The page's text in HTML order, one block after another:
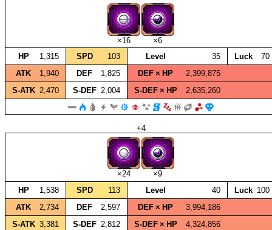
×16
×6
HP
1,315 SPD 103 Level 35 Luck
70
ATK
1,940 DEF 1,825 DEF × HP
2,399,875
S‑ATK 2,470 S‑DEF 2,004 S‑DEF × HP 2,635,260
+4
×24
×9
HP
1,538 SPD 113 Level 40 Luck 100
ATK
2,734 DEF 2,597 DEF × HP
3,994,186
S‑ATK 3,381 S‑DEF 2,812 S‑DEF × HP 4,324,856